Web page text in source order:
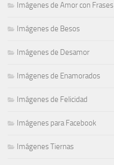
Imágenes de Amor con Frases
Imágenes de Besos
Imágenes de Desamor
Imágenes de Enamorados
Imágenes de Felicidad
Imágenes para Facebook
Imágenes Tiernas